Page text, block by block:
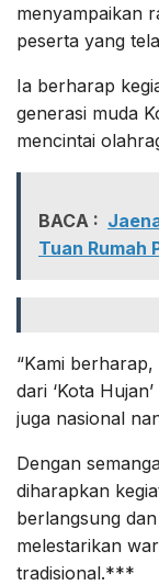
menyampaikan
peserta yang
Ia berharap
generasi muda
mencintai
BACA :
Tuan Rumah
“Kami
dari ‘Kota
juga nasional
Dengan
diharapkan
berlangsung
melestarikan
tradisional.***